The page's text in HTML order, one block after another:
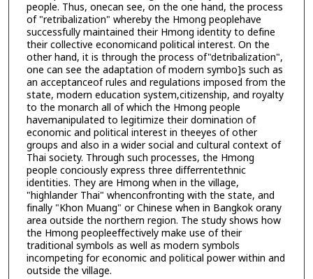
people. Thus, onecan see, on the one hand, the process
of "retribalization" whereby the Hmong peoplehave
successfully maintained their Hmong identity to define
their collective economicand political interest. On the
other hand, it is through the process of"detribalization",
one can see the adaptation of modern symbo]s such as
an acceptanceof rules and regulations imposed from the
state, modern education system,citizenship, and royalty
to the monarch all of which the Hmong people
havemanipulated to legitimize their domination of
economic and political interest in theeyes of other
groups and also in a wider social and cultural context of
Thai society. Through such processes, the Hmong
people conciously express three differrentethnic
identities. They are Hmong when in the village,
"highlander Thai" whenconfronting with the state, and
finally "Khon Muang" or Chinese when in Bangkok orany
area outside the northern region. The study shows how
the Hmong peopleeffectively make use of their
traditional symbols as well as modern symbols
incompeting for economic and political power within and
outside the village.